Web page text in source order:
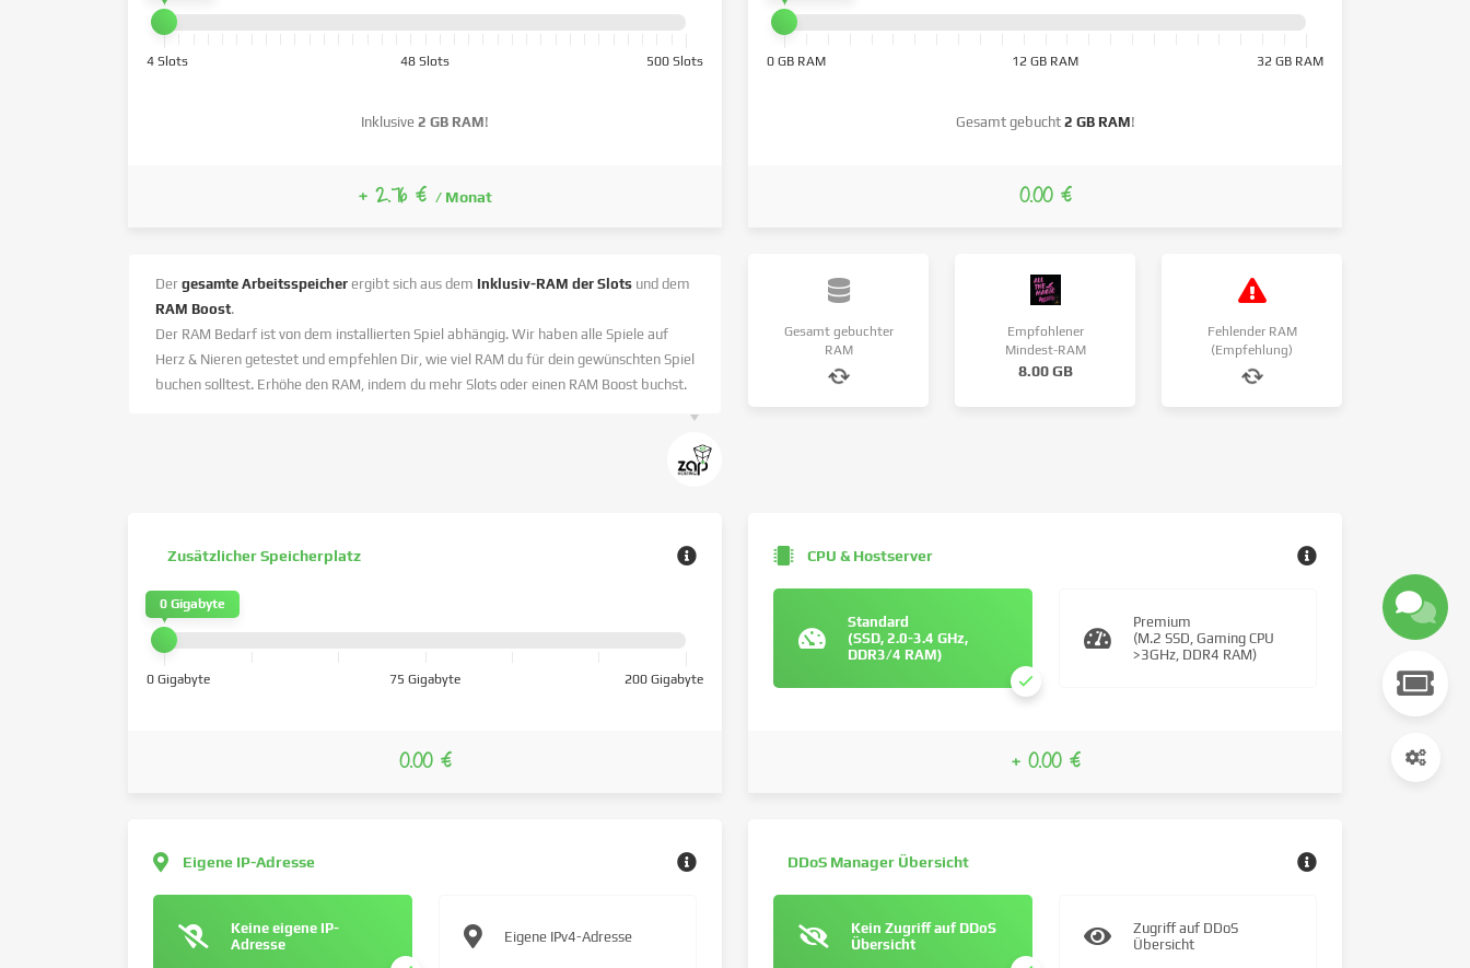
4 Slots 48 Slots 500 Slots
Inklusive 2 GB RAM!
+ 2.76 € / Monat
0 GB RAM 12 GB RAM 32 GB RAM
Gesamt gebucht 2 GB RAM!
0.00 €
Der gesamte Arbeitsspeicher ergibt sich aus dem Inklusiv-RAM der Slots und dem
RAM Boost.
Der RAM Bedarf ist von dem installierten Spiel abhängig. Wir haben alle Spiele auf
Herz & Nieren getestet und empfehlen Dir, wie viel RAM du für dein gewünschten Spiel
buchen solltest. Erhöhe den RAM, indem du mehr Slots oder einen RAM Boost buchst.
Gesamt gebuchter
RAM
Empfohlener
Mindest-RAM
8.00 GB
Fehlender RAM
(Empfehlung)
Zusätzlicher Speicherplatz
0 Gigabyte 75 Gigabyte 200 Gigabyte
0 Gigabyte
0.00 €
CPU & Hostserver
Standard
(SSD, 2.0-3.4 GHz,
DDR3/4 RAM)
Premium
(M.2 SSD, Gaming CPU
>3GHz, DDR4 RAM)
+ 0.00 €
Eigene IP-Adresse
Keine eigene IP-
Adresse
Eigene IPv4-Adresse
DDoS Manager Übersicht
Kein Zugriff auf DDoS
Übersicht
Zugriff auf DDoS
Übersicht